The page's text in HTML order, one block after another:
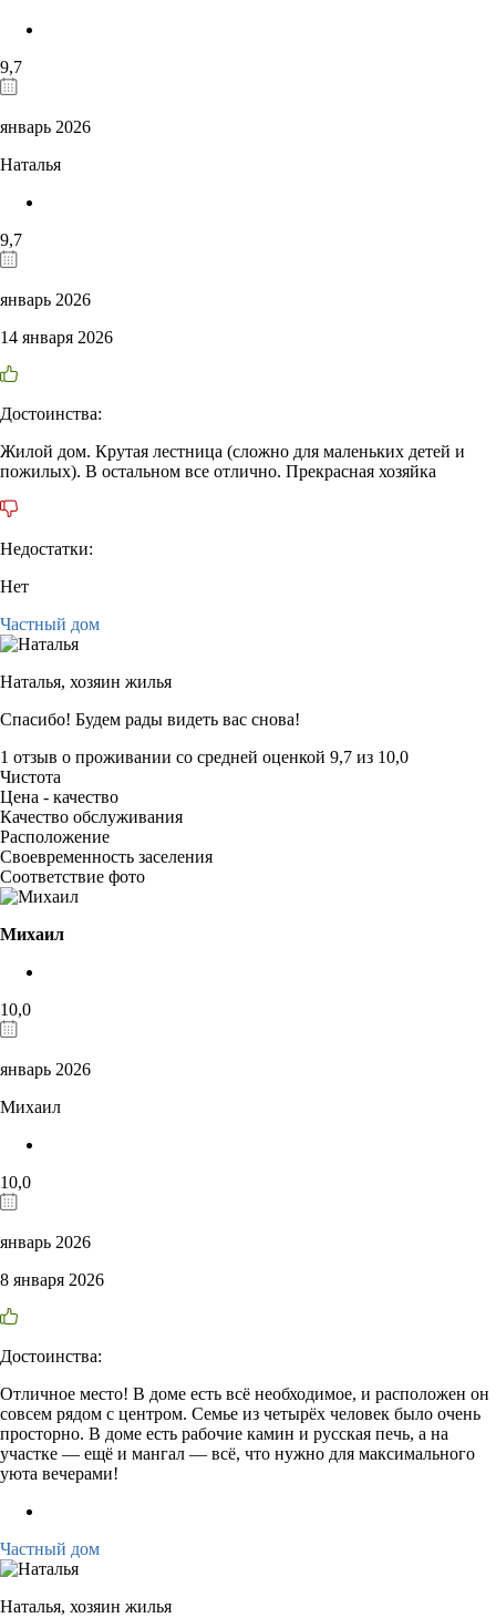
9,7
январь 2026
Наталья
9,7
январь 2026
14 января 2026
Достоинства:
Жилой дом. Крутая лестница (сложно для маленьких детей и
пожилых). В остальном все отлично. Прекрасная хозяйка
Недостатки:
Нет
Частный дом
Наталья, хозяин жилья
Спасибо! Будем рады видеть вас снова!
1 отзыв о проживании со средней оценкой 9,7 из 10,0
Чистота
Цена - качество
Качество обслуживания
Расположение
Своевременность заселения
Соответствие фото
Михаил
10,0
январь 2026
Михаил
10,0
январь 2026
8 января 2026
Достоинства:
Отличное место! В доме есть всё необходимое, и расположен он
совсем рядом с центром. Семье из четырёх человек было очень
просторно. В доме есть рабочие камин и русская печь, а на
участке — ещё и мангал — всё, что нужно для максимального
уюта вечерами!
Частный дом
Наталья, хозяин жилья